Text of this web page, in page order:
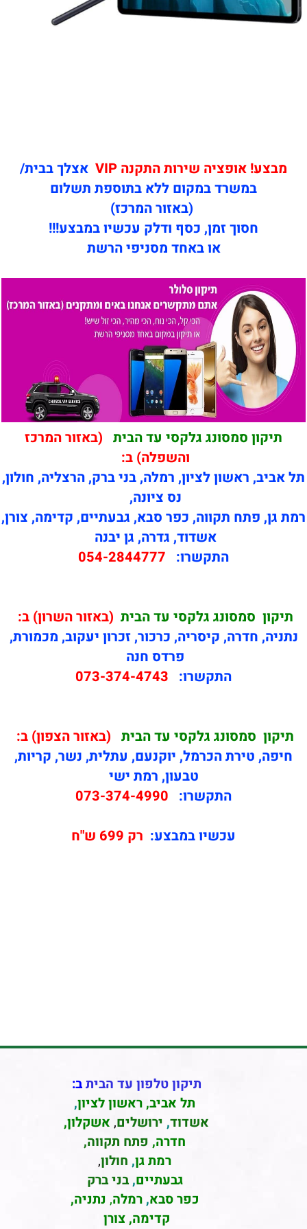
מבצע! אופציה שירות התקנה VIP
אצלך בבית/
במשרד במקום ללא בתוספת תשלום
(באזור המרכז)
חסוך זמן, כסף ודלק עכשיו במבצע!!!
או באחד מסניפי הרשת
תיקון סמסונג גלקסי עד הבית (באזור המרכז
והשפלה) ב:
תל אביב, ראשון לציון, רמלה, בני ברק, הרצליה, חולון,
נס ציונה,
רמת גן, פתח תקווה, כפר סבא, גבעתיים, קדימה, צורן,
אשדוד, גדרה, גן יבנה
התקשרו: 054-2844777
תיקון סמסונג גלקסי עד הבית (באזור השרון) ב:
נתניה, חדרה, קיסריה, כרכור, זכרון יעקוב, מכמורת,
פרדס חנה
התקשרו: 073-374-4743
תיקון סמסונג גלקסי עד הבית (באזור הצפון) ב:
חיפה, טירת הכרמל, יוקנעם, עתלית, נשר, קריות,
טבעון, רמת ישי
התקשרו: 073-374-4990
עכשיו במבצע: רק 699 ש"ח
תיקון טלפון עד הביתב:
תל אביב, ראשון לציון,
אשדוד, ירושלים, אשקלון,
חדרה, פתח תקווה,
רמת גן, חולון,
גבעתיים,בני ברק
כפר סבא,רמלה, נתניה,
קדימה, צורן